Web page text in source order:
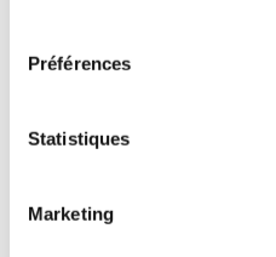
Préférences
Statistiques
Marketing